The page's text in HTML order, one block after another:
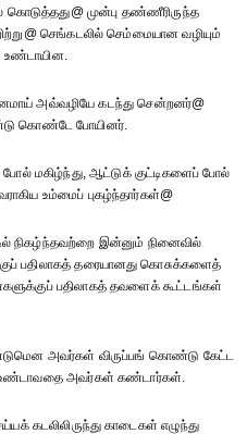
கொடுத்தது@ முன்பு தண்ணீரிருந்த
செங்கடலில் செம்மையான வழியும்
உண்டாயின.
அவ்வழியே கடந்து சென்றனர்@
கொண்டே போயினர்.
மகிழ்ந்து, ஆட்டுக் குட்டிகளைப் போல்
உம்மைப் புகழ்ந்தார்கள்@
நிகழ்ந்தவற்றை இன்னும் நினைவில்
பதிலாகத் தரையானது கொசுக்களைத்
பதிலாகத் தவளைக் கூட்டங்கள்
அவர்கள் விருப்பங் கொண்டு கேட்ட
உண்டாவதை அவர்கள் கண்டார்கள்.
கடலிலிருந்து காடைகள் எழுந்து